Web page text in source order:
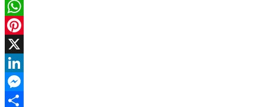
Email
WhatsApp
Pinterest
X
LinkedIn
Messenger